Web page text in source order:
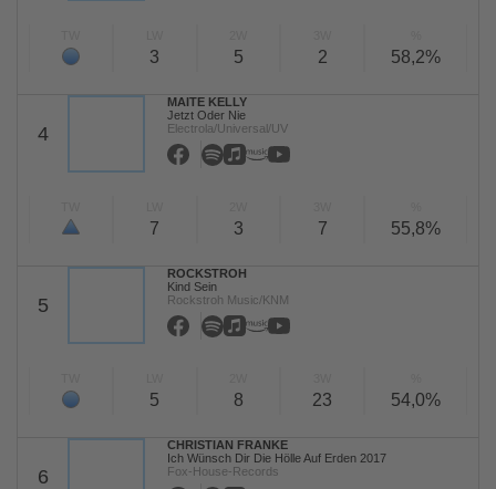
3 5 2 58,2%
4
MAITE KELLY
Jetzt Oder Nie
Electrola/Universal/UV
7 3 7 55,8%
5
ROCKSTROH
Kind Sein
Rockstroh Music/KNM
5 8 23 54,0%
6
CHRISTIAN FRANKE
Ich Wünsch Dir Die Hölle Auf Erden 2017
Fox-House-Records